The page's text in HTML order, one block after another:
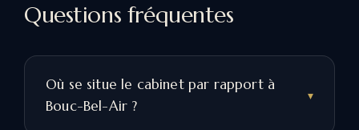
Questions fréquentes
Où se situe le cabinet par rapport à
Bouc-Bel-Air ?